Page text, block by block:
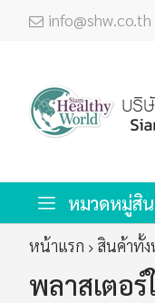
info@shw.co.th
หมวดหมู่สิ
หน้าแรก สินค้าทั้
พลาสเตอร์